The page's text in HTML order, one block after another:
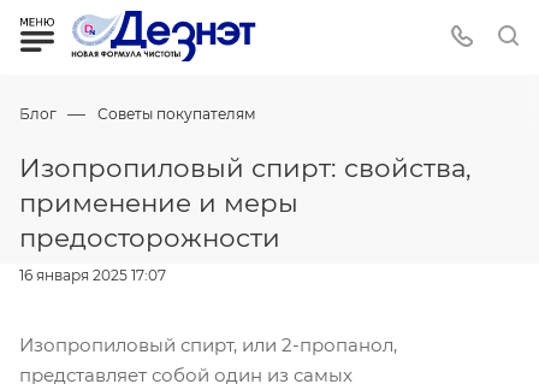
Блог — Советы покупателям
Изопропиловый спирт: свойства,
применение и меры
предосторожности
16 января 2025 17:07
Изопропиловый спирт, или 2-пропанол,
представляет собой один из самых